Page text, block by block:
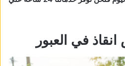
في العبور